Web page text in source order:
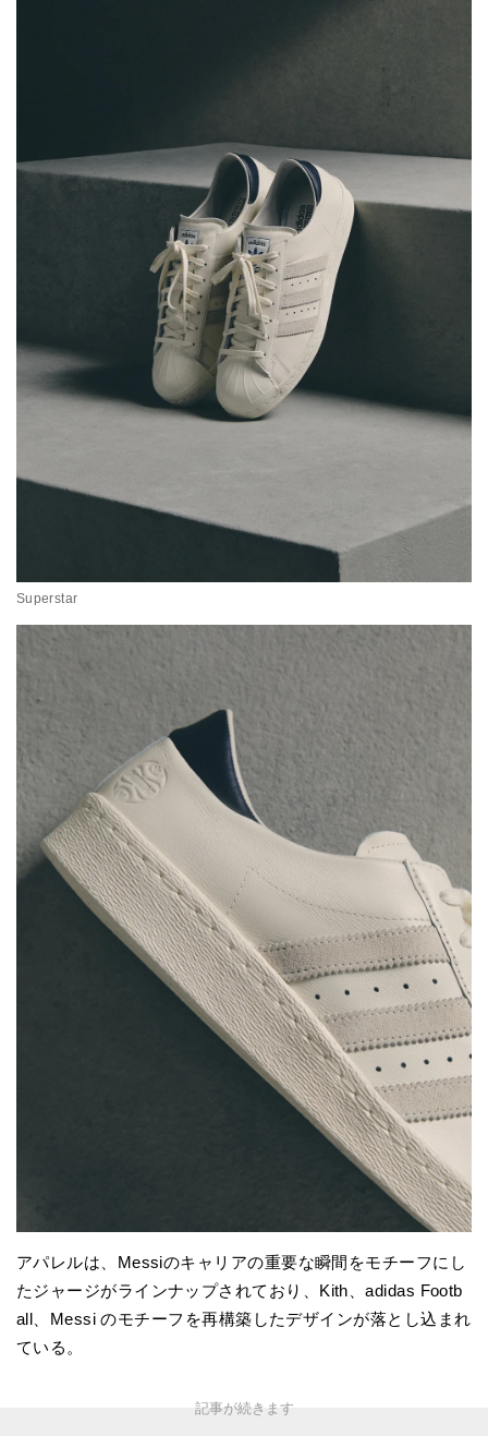
Superstar
アパレルは、Messiのキャリアの重要な瞬間をモチーフにし
たジャージがラインナップされており、Kith、adidas Footb
all、Messi のモチーフを再構築したデザインが落とし込まれ
ている。